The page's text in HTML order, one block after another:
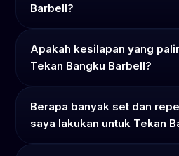
Barbell?
Apakah kesilapan yang
Tekan Bangku Barbell?
Berapa banyak set dan
saya lakukan untuk Tekan